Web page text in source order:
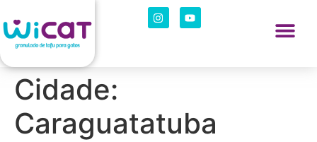
Cidade:
Caraguatatuba